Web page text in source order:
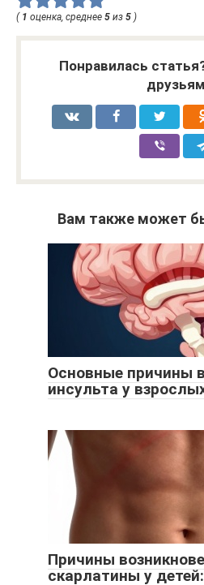
( 1 оценка, среднее 5 из 5 )
Понравилась
Вам также может
Основные причины
инсульта у
Причины
скарлатины у